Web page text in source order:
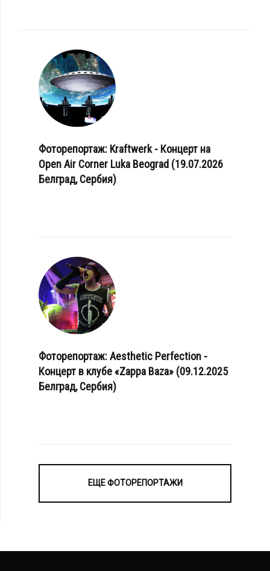
Фоторепортаж: Kraftwerk - Концерт на
Open Air Corner Luka Beograd (19.07.2026
Белград, Сербия)
Фоторепортаж: Aesthetic Perfection -
Концерт в клубе «Zappa Baza» (09.12.2025
Белград, Сербия)
ЕЩЕ ФОТОРЕПОРТАЖИ